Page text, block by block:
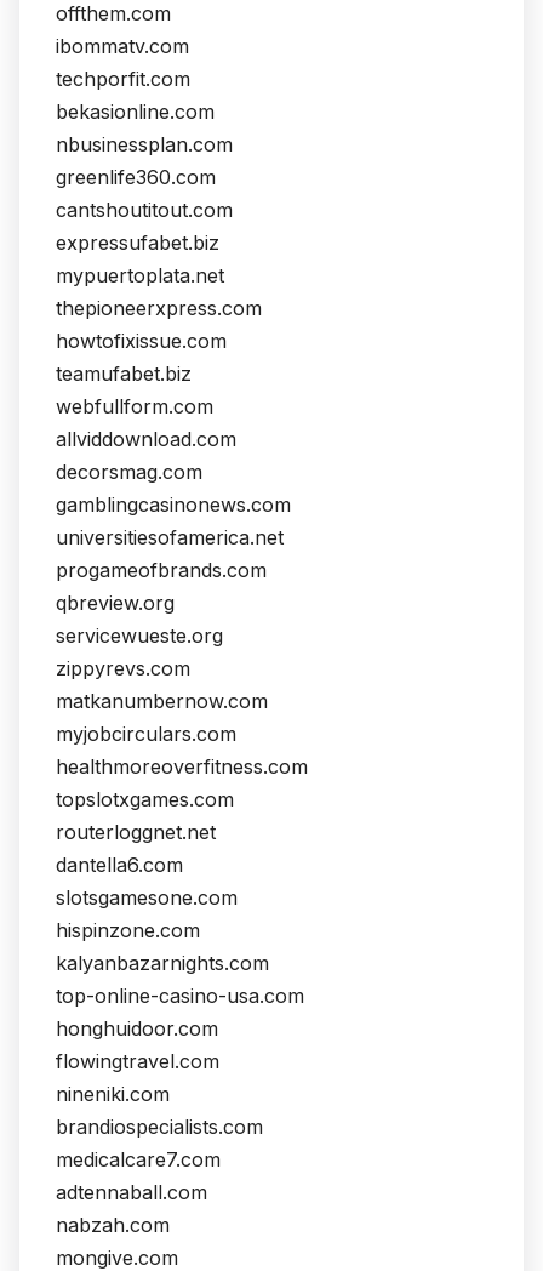
offthem.com
ibommatv.com
techporfit.com
bekasionline.com
nbusinessplan.com
greenlife360.com
cantshoutitout.com
expressufabet.biz
mypuertoplata.net
thepioneerxpress.com
howtofixissue.com
teamufabet.biz
webfullform.com
allviddownload.com
decorsmag.com
gamblingcasinonews.com
universitiesofamerica.net
progameofbrands.com
qbreview.org
servicewueste.org
zippyrevs.com
matkanumbernow.com
myjobcirculars.com
healthmoreoverfitness.com
topslotxgames.com
routerloggnet.net
dantella6.com
slotsgamesone.com
hispinzone.com
kalyanbazarnights.com
top-online-casino-usa.com
honghuidoor.com
flowingtravel.com
nineniki.com
brandiospecialists.com
medicalcare7.com
adtennaball.com
nabzah.com
mongive.com